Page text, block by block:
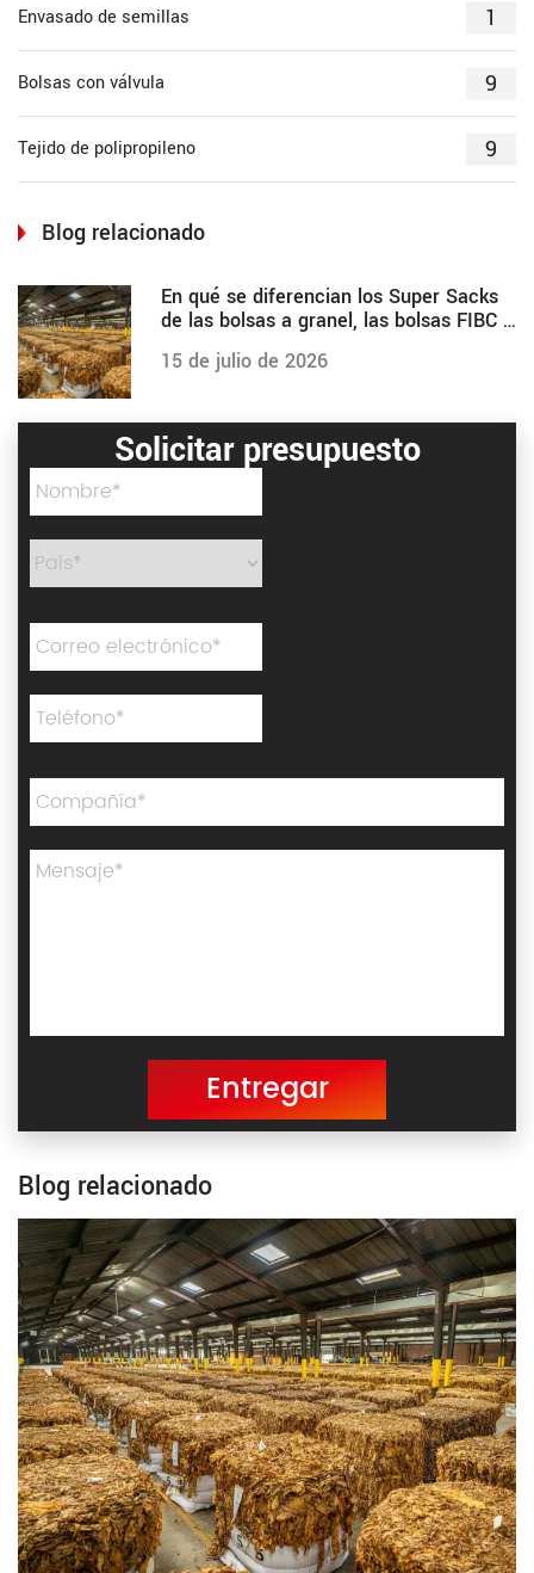
Envasado de semillas 1
Bolsas con válvula 9
Tejido de polipropileno 9
Blog relacionado
En qué se diferencian los Super Sacks
de las bolsas a granel, las bolsas FIBC y
15 de julio de 2026
Solicitar presupuesto
Entregar
Blog relacionado